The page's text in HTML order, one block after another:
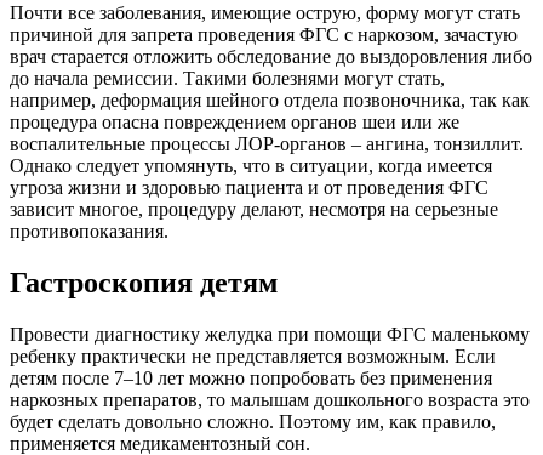
Почти все заболевания, имеющие острую, форму могут стать
причиной для запрета проведения ФГС с наркозом, зачастую
врач старается отложить обследование до выздоровления либо
до начала ремиссии. Такими болезнями могут стать,
например, деформация шейного отдела позвоночника, так как
процедура опасна повреждением органов шеи или же
воспалительные процессы ЛОР-органов – ангина, тонзиллит.
Однако следует упомянуть, что в ситуации, когда имеется
угроза жизни и здоровью пациента и от проведения ФГС
зависит многое, процедуру делают, несмотря на серьезные
противопоказания.
Гастроскопия детям
Провести диагностику желудка при помощи ФГС маленькому
ребенку практически не представляется возможным. Если
детям после 7–10 лет можно попробовать без применения
наркозных препаратов, то малышам дошкольного возраста это
будет сделать довольно сложно. Поэтому им, как правило,
применяется медикаментозный сон.